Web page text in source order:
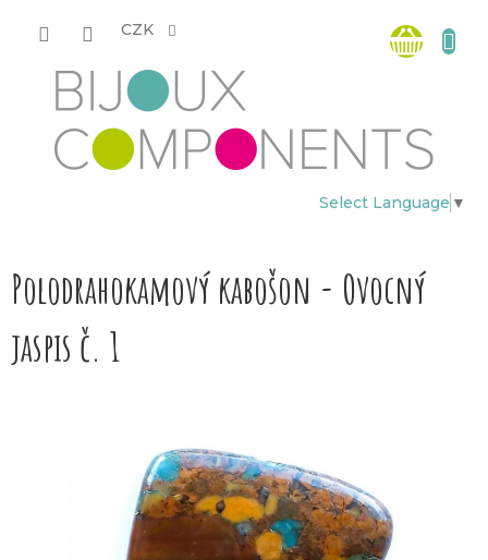
CZK
Select Language ▼
košík
Polodrahokamový kabošon - Ovocný
jaspis č. 1